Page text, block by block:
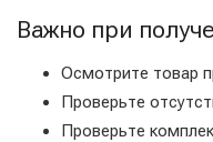
Важно при
Осмотрите товар
Проверьте
Проверьте